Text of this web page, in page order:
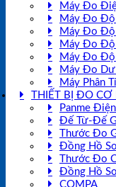
Máy Đo
Máy Đo Độ
Máy Đo Độ
Máy Đo Độ
Máy Đo Độ
Máy Đo Dư
Máy Phân
THIẾT BỊ ĐO CƠ
Panme
Đế Từ-Đế
Thước Đo
Đồng Hồ
Thước Đo
Đồng Hồ
COMPA